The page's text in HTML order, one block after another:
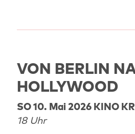
VON BERLIN
HOLLYWOOD
SO 10. Mai 2026 KINO
18 Uhr